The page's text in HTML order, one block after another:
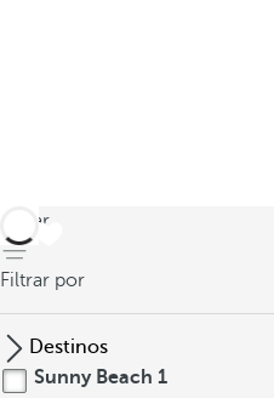
voltar
Filtrar por
Destinos
Sunny Beach 1